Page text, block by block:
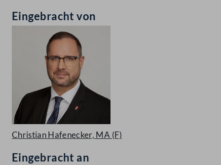
Eingebracht von
Christian Hafenecker, MA (F)
Eingebracht an